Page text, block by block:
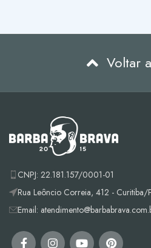
Voltar
CNPJ: 22.181.157/0001-01
Rua Leôncio Correia, 412 - Curitiba/
Email: